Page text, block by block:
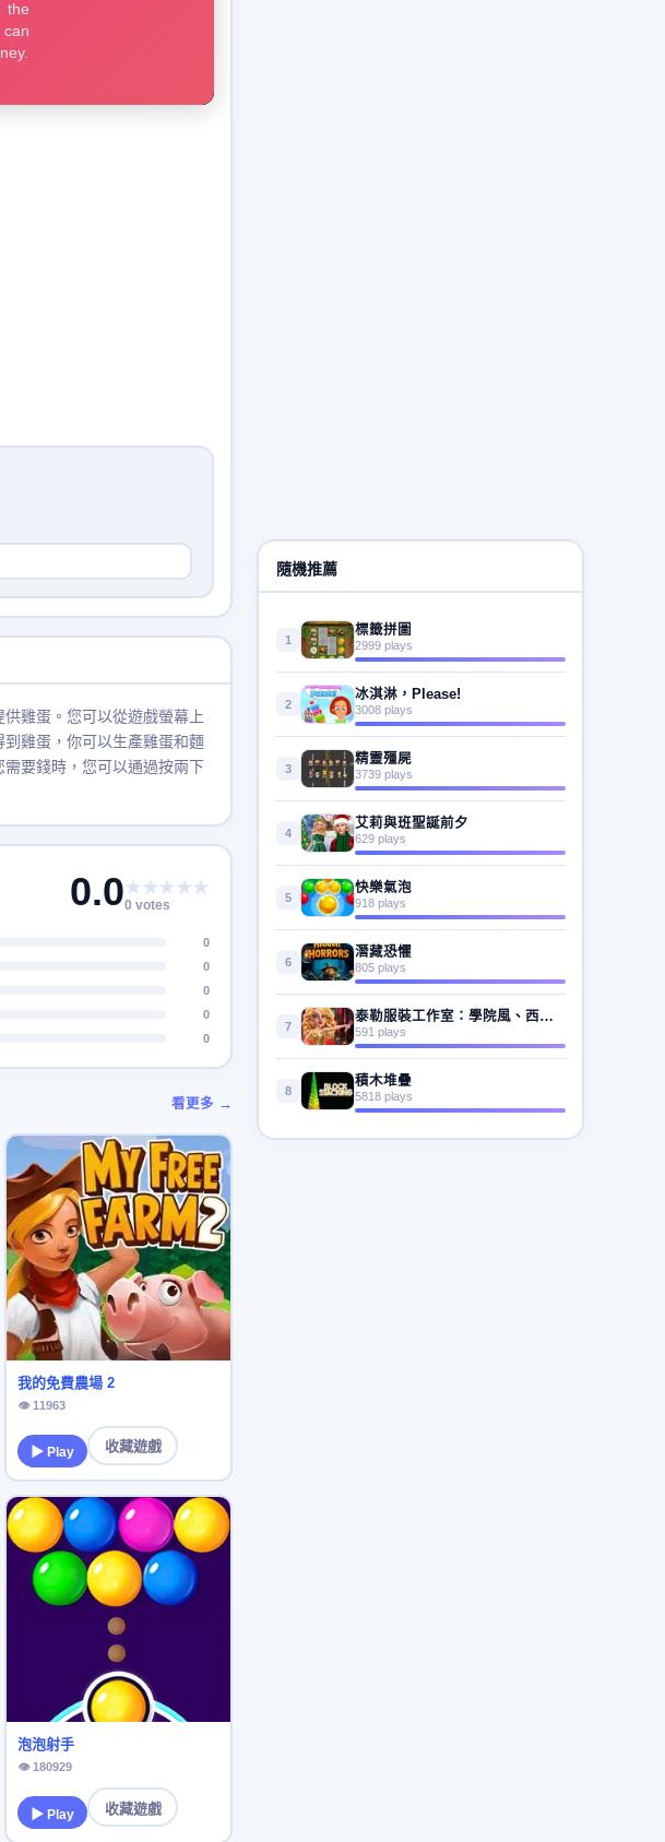
雞蛋。您可以從遊戲螢幕上
雞蛋，你可以生產雞蛋和麵
要錢時，您可以通過按兩下
0.0★★★★★
0 votes
0
0
0
0
0
看更多 →
我的免費農場 2
👁 11963
▶ Play 收藏遊戲
泡泡射手
👁 180929
▶ Play 收藏遊戲
隨機推薦
1
標籤拼圖
2999 plays
2
冰淇淋，Please!
3008 plays
3
精靈殭屍
3739 plays
4
艾莉與班聖誕前夕
629 plays
5
快樂氣泡
918 plays
6
潛藏恐懼
805 plays
7
泰勒服裝工作室：學院風、西部狂野與魅力風
591 plays
8
積木堆疊
5818 plays